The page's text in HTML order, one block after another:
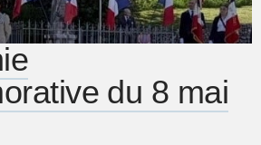
du 8 mai